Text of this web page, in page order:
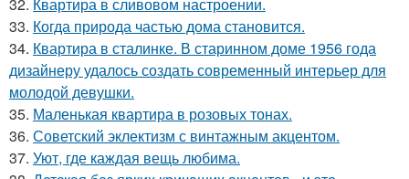
33. Когда природа частью дома становится.
34. Квартира в сталинке. В старинном доме 1956 года
дизайнеру удалось создать современный интерьер для
молодой девушки.
35. Маленькая квартира в розовых тонах.
36. Советский эклектизм с винтажным акцентом.
37. Уют, где каждая вещь любима.